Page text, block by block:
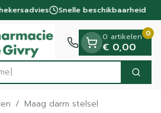
Snelle beschikbaarheid
Zoek
0 artikelen
€ 0,00
0
/ Maag darm stelsel